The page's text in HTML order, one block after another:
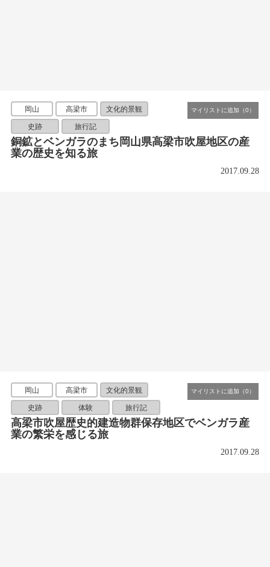
岡山 高梁市 文化的景観
史跡 旅行記
銅鉱とベンガラのまち岡山県高梁市吹屋地区の産
業の歴史を知る旅
2017.09.28
岡山 高梁市 文化的景観
史跡 体験 旅行記
高梁市吹屋歴史的建造物群保存地区でベンガラ産
業の繁栄を感じる旅
2017.09.28